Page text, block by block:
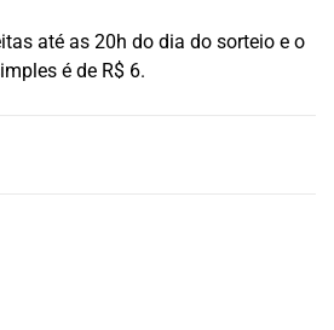
até as 20h do dia do sorteio e o
é de R$ 6.